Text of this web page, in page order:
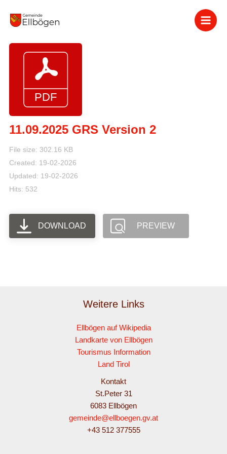
Inhalt
11.09.2025 GRS Version 2
File size: 302.16 KB
Created: 19-02-2026
Updated: 19-02-2026
Hits: 532
DOWNLOAD PREVIEW
Weitere Links
Ellbögen auf Wikipedia
Landkarte von Ellbögen
Tourismus Information
Land Tirol
Kontakt
St.Peter 31
6083 Ellbögen
gemeinde@ellboegen.gv.at
+43 512 377555